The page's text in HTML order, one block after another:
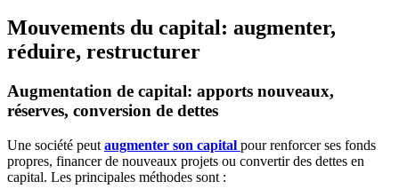
Mouvements du capital: augmenter,
réduire, restructurer
Augmentation de capital: apports nouveaux,
réserves, conversion de dettes
Une société peut augmenter son capital pour renforcer ses fonds
propres, financer de nouveaux projets ou convertir des dettes en
capital. Les principales méthodes sont :